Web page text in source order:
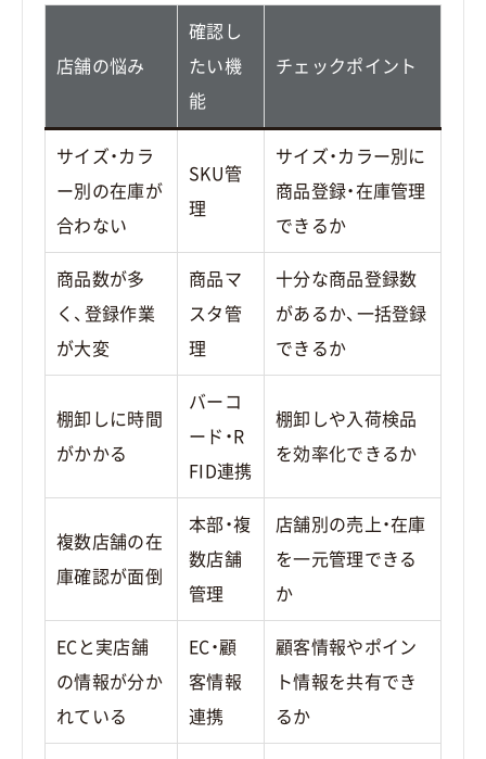
店舗の悩み
確認し
たい機
能
チェックポイント
サイズ・カラ
ー別の在庫が
合わない
SKU管
理
サイズ・カラー別に
商品登録・在庫管理
できるか
商品数が多
く、登録作業
が大変
商品マ
スタ管
理
十分な商品登録数
があるか、一括登録
できるか
棚卸しに時間
がかかる
バーコ
ード・R
FID連携
棚卸しや入荷検品
を効率化できるか
複数店舗の在
庫確認が面倒
本部・複
数店舗
管理
店舗別の売上・在庫
を一元管理できる
か
ECと実店舗
の情報が分か
れている
EC・顧
客情報
連携
顧客情報やポイン
ト情報を共有でき
るか